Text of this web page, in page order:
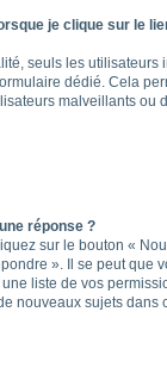
je clique sur le
seuls les
dédié. Cela
malveillants ou
réponse ?
sur le bouton «
». Il se peut que
liste de vos
nouveaux sujets dans